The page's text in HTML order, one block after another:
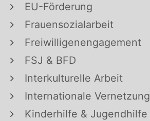
EU-Förderung
Frauensozialarbeit
Freiwilligenengagement
FSJ & BFD
Interkulturelle Arbeit
Internationale Vernetzung
Kinderhilfe & Jugendhilfe